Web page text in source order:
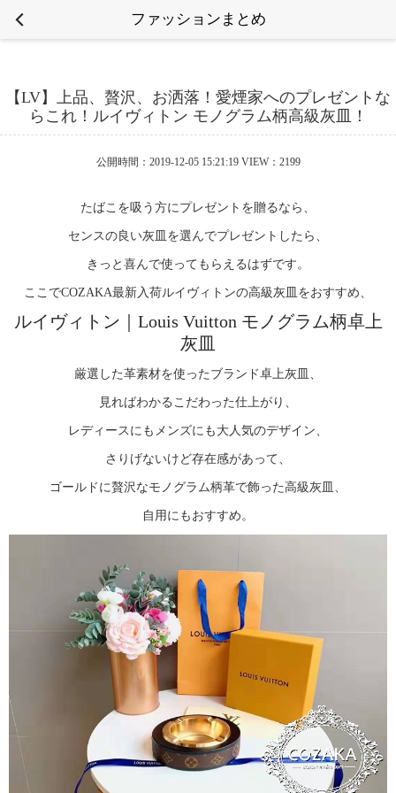
ファッションまとめ
【LV】上品、贅沢、お洒落！愛煙家へのプレゼントな
らこれ！ルイヴィトン モノグラム柄高級灰皿！
公開時間：2019-12-05 15:21:19 VIEW：2199
たばこを吸う方にプレゼントを贈るなら、
センスの良い灰皿を選んでプレゼントしたら、
きっと喜んで使ってもらえるはずです。
ここでCOZAKA最新入荷ルイヴィトンの高級灰皿をおすすめ、
ルイヴィトン｜Louis Vuitton モノグラム柄卓上
灰皿
厳選した革素材を使ったブランド卓上灰皿、
見ればわかるこだわった仕上がり、
レディースにもメンズにも大人気のデザイン、
さりげないけど存在感があって、
ゴールドに贅沢なモノグラム柄革で飾った高級灰皿、
自用にもおすすめ。